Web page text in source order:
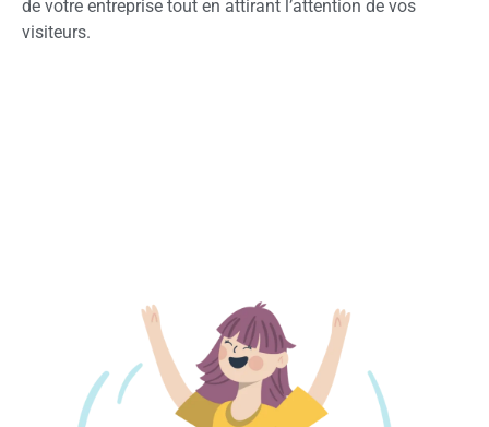
de votre entreprise tout en attirant l’attention de vos
visiteurs.